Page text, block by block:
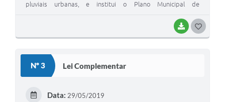
BAIXAR
pluviais urbanas, e institui o Plano Municipal de
Esgotamento Sanitário e Drenagem Urbana, e dá outras
providências
Nº 3 Lei Complementar
Data: 29/05/2019